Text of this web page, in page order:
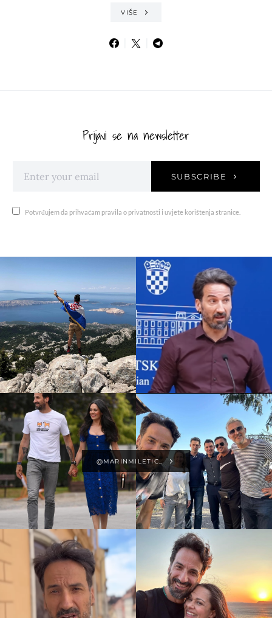
VIŠE
Prijavi se na newsletter
SUBSCRIBE
Potvrđujem da prihvaćam pravila o privatnosti i uvjete korištenja stranice.
@MARINMILETIC_